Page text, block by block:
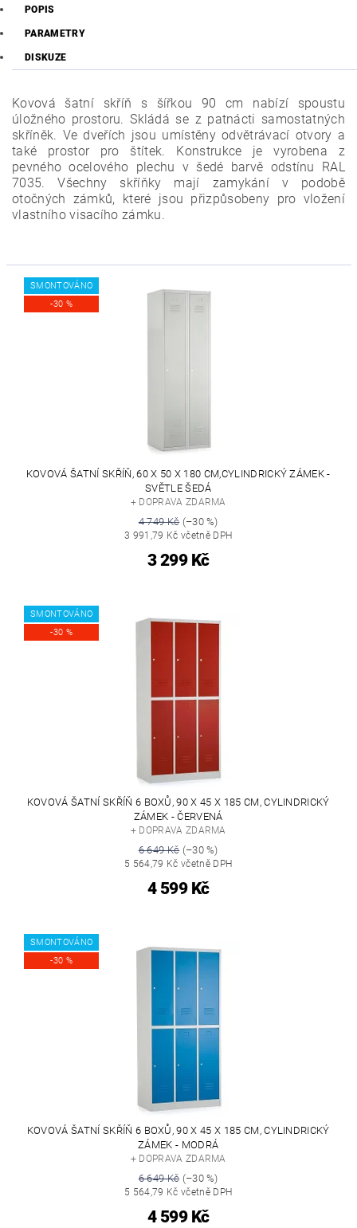
POPIS
PARAMETRY
DISKUZE
Kovová šatní skříň s šířkou 90 cm nabízí spoustu
úložného prostoru. Skládá se z patnácti samostatných
skříněk. Ve dveřích jsou umístěny odvětrávací otvory a
také prostor pro štítek. Konstrukce je vyrobena z
pevného ocelového plechu v šedé barvě odstínu RAL
7035. Všechny skříňky mají zamykání v podobě
otočných zámků, které jsou přizpůsobeny pro vložení
vlastního visacího zámku.
SMONTOVÁNO
-30 %
KOVOVÁ ŠATNÍ SKŘÍŇ, 60 X 50 X 180 CM,CYLINDRICKÝ ZÁMEK -
SVĚTLE ŠEDÁ
+ DOPRAVA ZDARMA
4 749 Kč(–30 %)
3 991,79 Kč včetně DPH
3 299 Kč
SMONTOVÁNO
-30 %
KOVOVÁ ŠATNÍ SKŘÍŇ 6 BOXŮ, 90 X 45 X 185 CM, CYLINDRICKÝ
ZÁMEK - ČERVENÁ
+ DOPRAVA ZDARMA
6 649 Kč(–30 %)
5 564,79 Kč včetně DPH
4 599 Kč
SMONTOVÁNO
-30 %
KOVOVÁ ŠATNÍ SKŘÍŇ 6 BOXŮ, 90 X 45 X 185 CM, CYLINDRICKÝ
ZÁMEK - MODRÁ
+ DOPRAVA ZDARMA
6 649 Kč(–30 %)
5 564,79 Kč včetně DPH
4 599 Kč